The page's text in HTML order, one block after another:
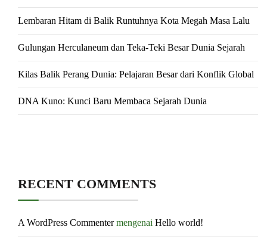
Lembaran Hitam di Balik Runtuhnya Kota Megah Masa Lalu
Gulungan Herculaneum dan Teka-Teki Besar Dunia Sejarah
Kilas Balik Perang Dunia: Pelajaran Besar dari Konflik Global
DNA Kuno: Kunci Baru Membaca Sejarah Dunia
RECENT COMMENTS
A WordPress Commentermengenai Hello world!